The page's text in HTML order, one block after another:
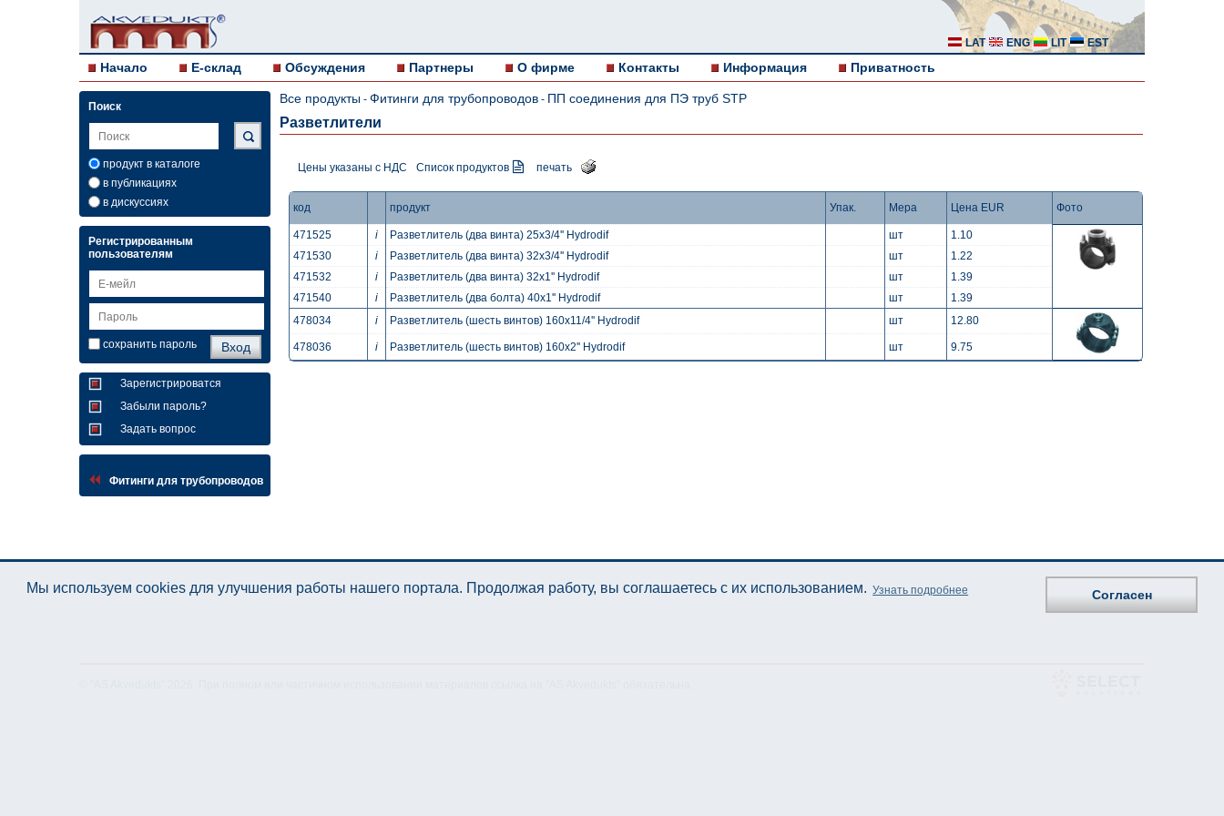
LAT ENG LIT EST
Начало E-склад Обсуждения Партнеры О фирме Контакты Информация Приватность
Поиск
продукт в каталоге
в публикациях
в дискуссиях
Регистрированным
пользователям
сохранить пароль
Зарегистрироватся
Забыли пароль?
Задать вопрос
Фитинги для трубопроводов
Все продукты - Фитинги для трубопроводов - ПП соединения для ПЭ труб STP
Разветлители
Цены указаны с НДС Список продуктов печать
код продукт Упак. Мера Цена EUR Фото
471525 i Разветлитель (два винта) 25x3/4'' Hydrodif шт
1.10
471530
i Разветлитель (два винта) 32x3/4'' Hydrodif шт
1.22
471532
i Разветлитель (два винта) 32x1'' Hydrodif шт
1.39
471540
i Разветлитель (два болта) 40x1'' Hydrodif шт
1.39
478034
i Разветлитель (шесть винтов) 160x11/4'' Hydrodif шт 12.80
478036 i Разветлитель (шесть винтов) 160x2'' Hydrodif шт 9.75
Мы используем cookies для улучшения работы нашего портала. Продолжая работу, вы соглашаетесь с их использованием. Узнать подробнее Согласен